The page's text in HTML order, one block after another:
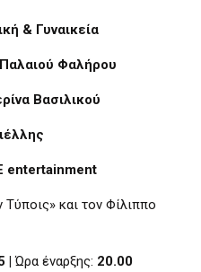
& Γυναικεία
Φαλήρου
Βασιλικού
entertainment
Τύποις» και τον Φίλιππο
|Ώρα έναρξης: 20.00